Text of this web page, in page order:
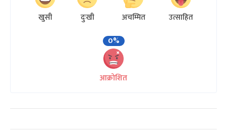
खुसी दुःखी अचम्मित
उत्साहित
0%
आक्रोशित